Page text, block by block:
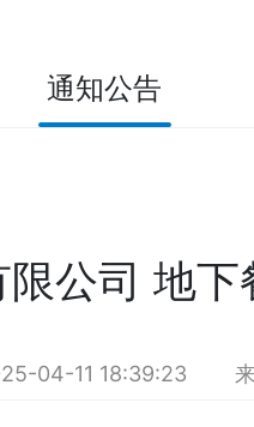
通知公告
公司 地
04-11 18:39:23